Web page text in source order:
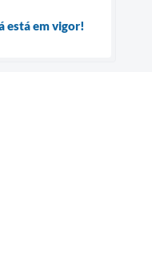
está em vigor!